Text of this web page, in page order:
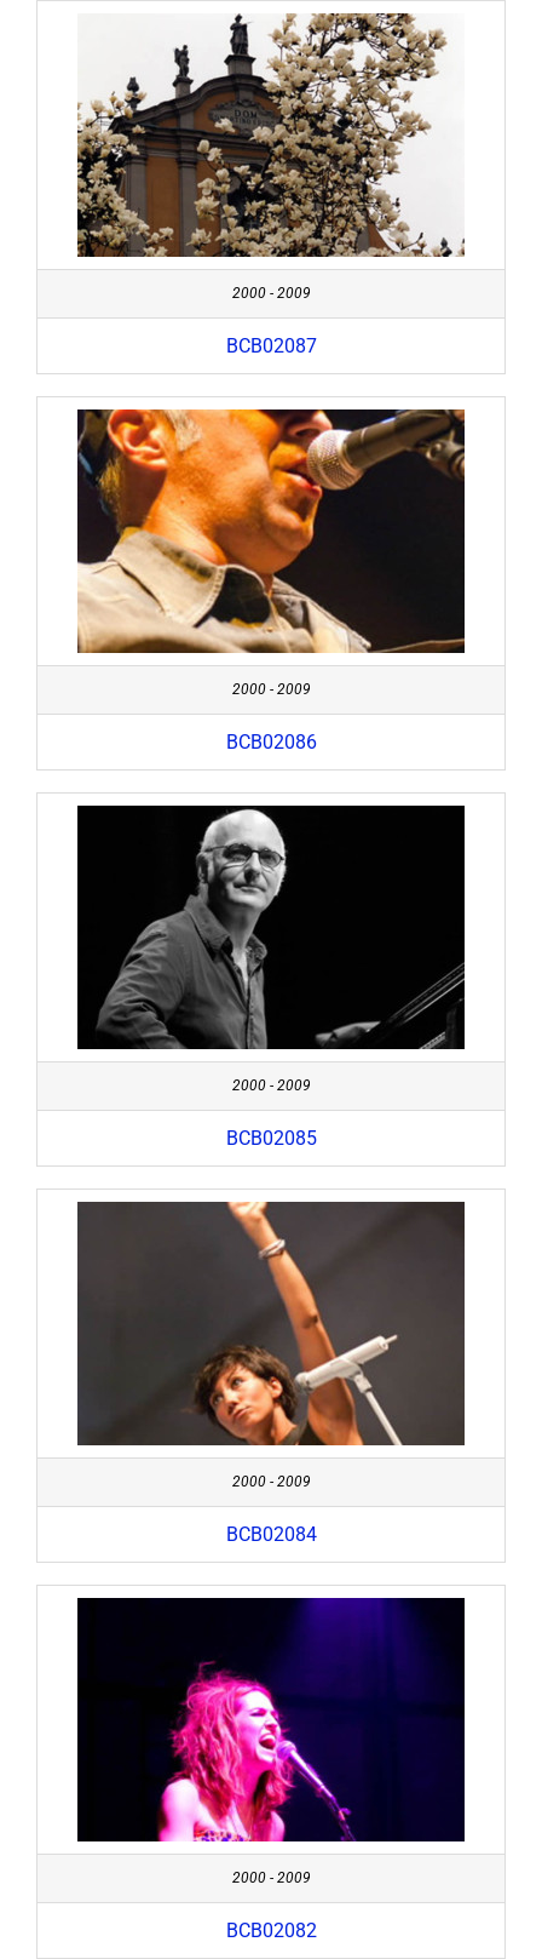
2000 - 2009
BCB02087
2000 - 2009
BCB02086
2000 - 2009
BCB02085
2000 - 2009
BCB02084
2000 - 2009
BCB02082